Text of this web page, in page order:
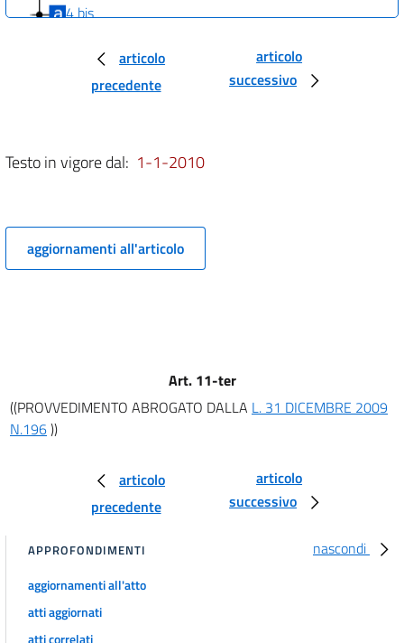
4 bis
9
11
13
18
articolo
precedente
articolo
successivo
Testo in vigore dal: 1-1-2010
aggiornamenti all'articolo
Art. 11-ter
((PROVVEDIMENTO ABROGATO DALLA L. 31 DICEMBRE 2009
N.196))
articolo
precedente
articolo
successivo
nascondi
APPROFONDIMENTI
aggiornamenti all'atto
atti aggiornati
atti correlati